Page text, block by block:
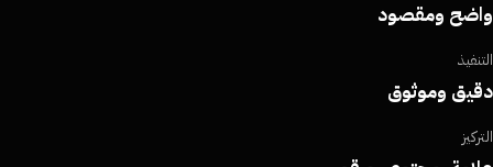
ومقصود
وموثوق